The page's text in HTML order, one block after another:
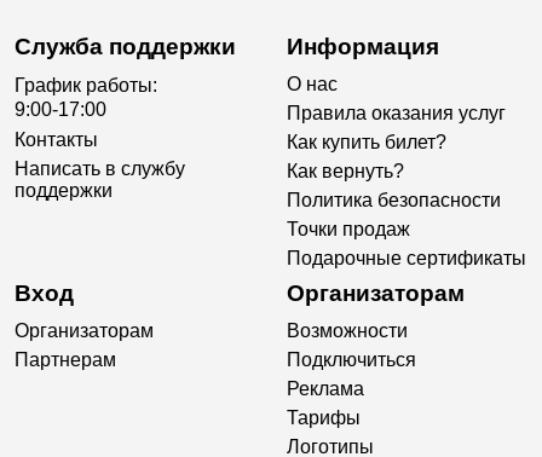
Служба поддержки
График работы:
9:00-17:00
Контакты
Написать в службу
поддержки
Информация
О нас
Правила оказания услуг
Как купить билет?
Как вернуть?
Политика безопасности
Точки продаж
Подарочные сертификаты
Вход
Организаторам
Партнерам
Организаторам
Возможности
Подключиться
Реклама
Тарифы
Логотипы